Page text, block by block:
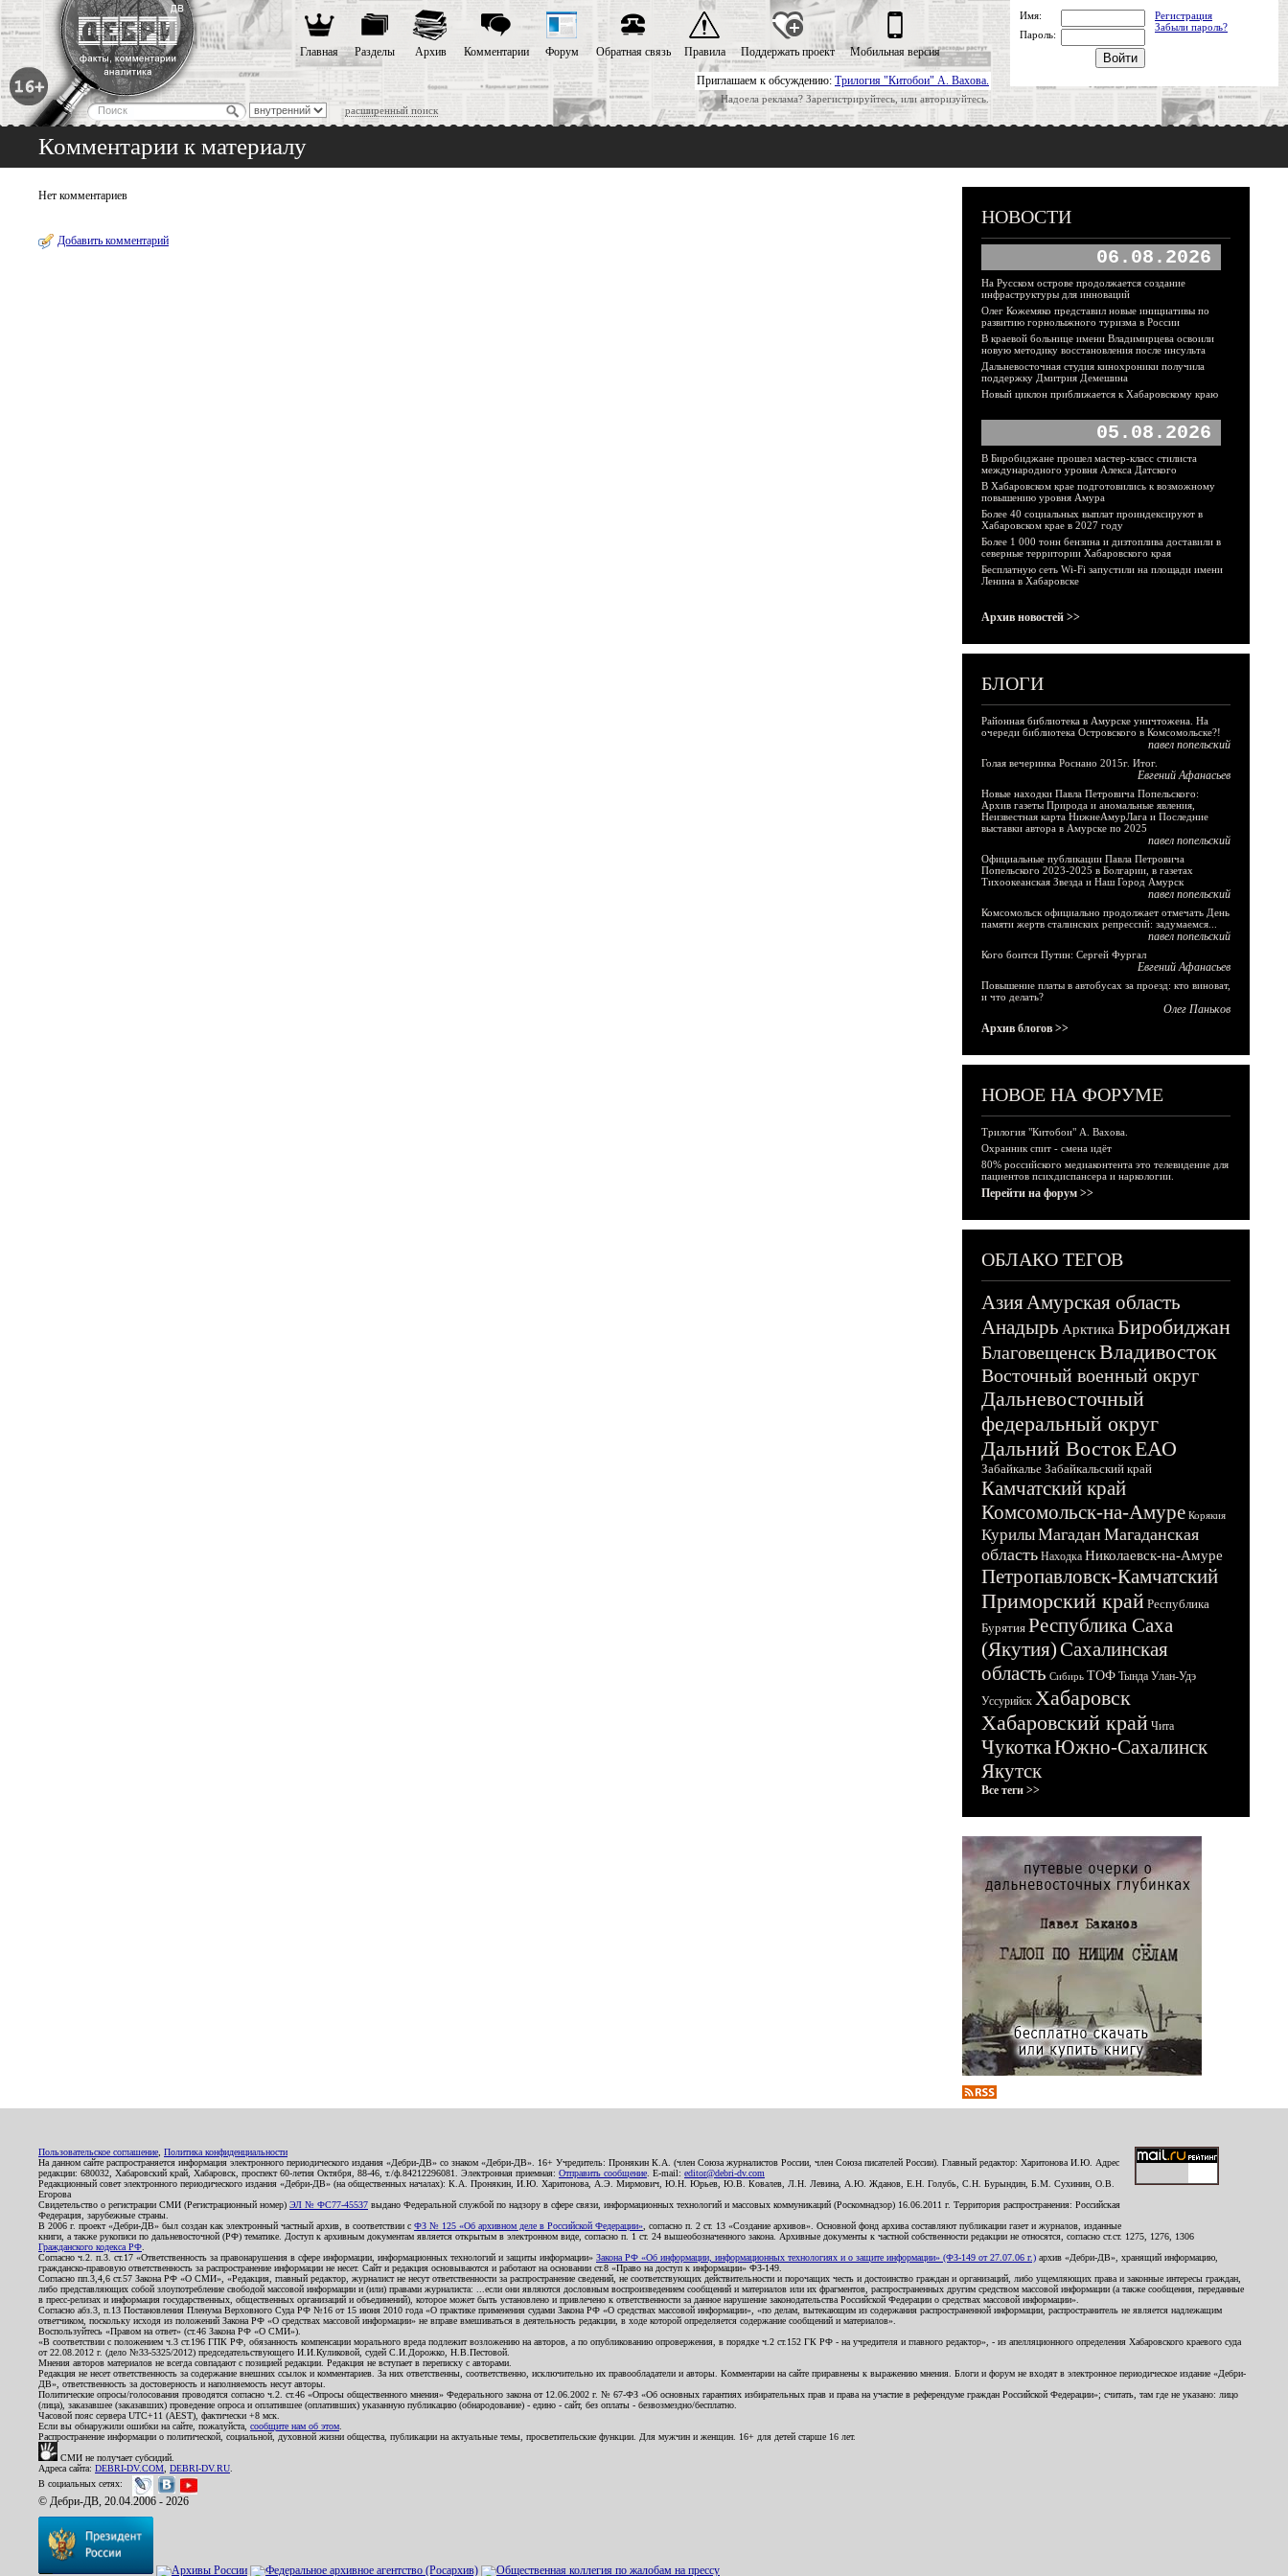
Приглашаем к обсуждению: Трилогия "Китобои" А. Вахова.
Надоела реклама? Зарегистрируйтесь, или авторизуйтесь.
расширенный поиск
Главная Разделы Архив Комментарии Форум Обратная связь Правила Поддержать проект Мобильная версия
Имя:
Регистрация
Забыли пароль?
Пароль:
Комментарии к материалу
Нет комментариев
Добавить комментарий
НОВОСТИ
06.08.2026
На Русском острове продолжается создание
инфраструктуры для инноваций
Олег Кожемяко представил новые инициативы по
развитию горнолыжного туризма в России
В краевой больнице имени Владимирцева освоили
новую методику восстановления после инсульта
Дальневосточная студия кинохроники получила
поддержку Дмитрия Демешина
Новый циклон приближается к Хабаровскому краю
05.08.2026
В Биробиджане прошел мастер-класс стилиста
международного уровня Алекса Датского
В Хабаровском крае подготовились к возможному
повышению уровня Амура
Более 40 социальных выплат проиндексируют в
Хабаровском крае в 2027 году
Более 1 000 тонн бензина и дизтоплива доставили в
северные территории Хабаровского края
Бесплатную сеть Wi-Fi запустили на площади имени
Ленина в Хабаровске
Архив новостей >>
БЛОГИ
Районная библиотека в Амурске уничтожена. На
очереди библиотека Островского в Комсомольске?!
павел попельский
Голая вечеринка Роснано 2015г. Итог.
Евгений Афанасьев
Новые находки Павла Петровича Попельского:
Архив газеты Природа и аномальные явления,
Неизвестная карта НижнеАмурЛага и Последние
выставки автора в Амурске по 2025
павел попельский
Официальные публикации Павла Петровича
Попельского 2023-2025 в Болгарии, в газетах
Тихоокеанская Звезда и Наш Город Амурск
павел попельский
Комсомольск официально продолжает отмечать День
памяти жертв сталинских репрессий: задумаемся...
павел попельский
Кого боится Путин: Сергей Фургал
Евгений Афанасьев
Повышение платы в автобусах за проезд: кто виноват,
и что делать?
Олег Паньков
Архив блогов >>
НОВОЕ НА ФОРУМЕ
Трилогия "Китобои" А. Вахова.
Охранник спит - смена идёт
80% российского медиаконтента это телевидение для
пациентов психдиспансера и наркологии.
Перейти на форум >>
ОБЛАКО ТЕГОВ
АзияАмурская область
Анадырь Арктика Биробиджан
БлаговещенскВладивосток
Восточный военный округ
Дальневосточный
федеральный округ
Дальний ВостокЕАО
Забайкалье Забайкальский край
Камчатский край
Комсомольск-на-Амуре Корякия
КурилыМагадан Магаданская
область Находка Николаевск-на-Амуре
Петропавловск-Камчатский
Приморский край Республика
Бурятия Республика Саха
(Якутия)Сахалинская
область Сибирь ТОФ Тында Улан-Удэ
Уссурийск Хабаровск
Хабаровский край Чита
ЧукоткаЮжно-Сахалинск
Якутск
Все теги >>
Пользовательское соглашение Политика конфиденциальности
На данном сайте распространяется информация электронного периодического издания «Дебри-ДВ» со знаком «Дебри-ДВ». 16+ Учредитель: Пронякин К.А. (член Союза журналистов России, член Союза писателей России). Главный редактор: Харитонова И.Ю. Адрес
редакции: 680032, Хабаровский край, Хабаровск, проспект 60-летия Октября, 88-46, т./ф.84212296081. Электронная приемная: Отправить сообщение . E-mail: editor@debri-dv.com
Редакционный совет электронного периодического издания «Дебри-ДВ» (на общественных началах): К.А. Пронякин, И.Ю. Харитонова, А.Э. Мирмович, Ю.Н. Юрьев, Ю.В. Ковалев, Л.Н. Левина, А.Ю. Жданов, Е.Н. Голубь, С.Н. Бурындин, Б.М. Сухинин, О.В.
Егорова
Свидетельство о регистрации СМИ (Регистрационный номер) ЭЛ № ФС77-45537 выдано Федеральной службой по надзору в сфере связи, информационных технологий и массовых коммуникаций (Роскомнадзор) 16.06.2011 г. Территория распространения: Российская
Федерация, зарубежные страны.
В 2006 г. проект «Дебри-ДВ» был создан как электронный частный архив, в соответствии с ФЗ № 125 «Об архивном деле в Российской Федерации» , согласно п. 2 ст. 13 «Создание архивов». Основной фонд архива составляют публикации газет и журналов, изданные
книги, а также рукописи по дальневосточной (РФ) тематике. Доступ к архивным документам является открытым в электронном виде, согласно п. 1 ст. 24 вышеобозначенного закона. Архивные документы к частной собственности редакции не относятся, согласно ст.ст. 1275, 1276, 1306
Гражданского кодекса РФ
Согласно ч.2. п.3. ст.17 «Ответственность за правонарушения в сфере информации, информационных технологий и защиты информации» Закона РФ «Об информации, информационных технологиях и о защите информации» (ФЗ-149 от 27.07.06 г.) архив «Дебри-ДВ», хранящий информацию,
гражданско-правовую ответственность за распространение информации не несет. Сайт и редакция основываются и работают на основании ст.8 «Право на доступ к информации» ФЗ-149.
Согласно пп.3,4,6 ст.57 Закона РФ «О СМИ», «Редакция, главный редактор, журналист не несут ответственности за распространение сведений, не соответствующих действительности и порочащих честь и достоинство граждан и организаций, либо ущемляющих права и законные интересы граждан,
либо представляющих собой злоупотребление свободой массовой информации и (или) правами журналиста: ...если они являются дословным воспроизведением сообщений и материалов или их фрагментов, распространенных другим средством массовой информации (а также сообщения, переданные
в пресс-релизах и информация государственных, общественных организаций и объединений), которое может быть установлено и привлечено к ответственности за данное нарушение законодательства Российской Федерации о средствах массовой информации».
Согласно абз.3, п.13 Постановления Пленума Верховного Суда РФ №16 от 15 июня 2010 года «О практике применения судами Закона РФ «О средствах массовой информации», «по делам, вытекающим из содержания распространенной информации, распространитель не является надлежащим
ответчиком, поскольку исходя из положений Закона РФ «О средствах массовой информации» не вправе вмешиваться в деятельность редакции, в ходе которой определяется содержание сообщений и материалов».
Воспользуйтесь «Правом на ответ» (ст.46 Закона РФ «О СМИ»).
«В соответствии с положением ч.3 ст.196 ГПК РФ, обязанность компенсации морального вреда подлежит возложению на авторов, а по опубликованию опровержения, в порядке ч.2 ст.152 ГК РФ - на учредителя и главного редактор», - из апелляционного определения Хабаровского краевого суда
от 22.08.2012 г. (дело №33-5325/2012) председательствующего И.И.Куликовой, судей С.И.Дорожко, Н.В.Пестовой.
Мнения авторов материалов не всегда совпадают с позицией редакции. Редакция не вступает в переписку с авторами.
Редакция не несет ответственность за содержание внешних ссылок и комментариев. За них ответственны, соответственно, исключительно их правообладатели и авторы. Комментарии на сайте приравнены к выражению мнения. Блоги и форум не входят в электронное периодическое издание «Дебри-
ДВ», ответственность за достоверность и наполняемость несут авторы.
Политические опросы/голосования проводятся согласно ч.2. ст.46 «Опросы общественного мнения» Федерального закона от 12.06.2002 г. № 67-ФЗ «Об основных гарантиях избирательных прав и права на участие в референдуме граждан Российской Федерации»; считать, там где не указано: лицо
(лица), заказавшее (заказавших) проведение опроса и оплатившее (оплативших) указанную публикацию (обнародование) - едино - сайт, без оплаты - безвозмездно/бесплатно.
Часовой пояс сервера UTC+11 (AEST), фактически +8 мск.
Если вы обнаружили ошибки на сайте, пожалуйста, сообщите нам об этом
Распространение информации о политической, социальной, духовной жизни общества, публикации на актуальные темы, просветительские функции. Для мужчин и женщин. 16+ для детей старше 16 лет.
СМИ не получает субсидий.
Адреса сайта: DEBRI-DV.COM DEBRI-DV.RU
В социальных сетях:
© Дебри-ДВ, 20.04.2006 - 2026